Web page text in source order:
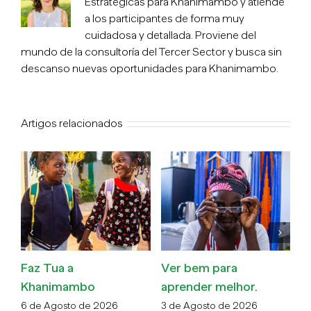
a los participantes de forma muy
cuidadosa y detallada. Proviene del
mundo de la consultoría del Tercer Sector y busca sin
descanso nuevas oportunidades para Khanimambo.
Artigos relacionados
Faz Tua a
Khanimambo
6 de Agosto de 2026
Ver bem para
aprender melhor.
3 de Agosto de 2026